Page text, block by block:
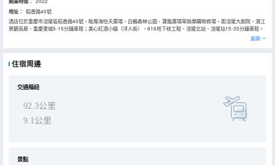
地址：
稻香路40號
酒店位於重慶市涪陵區稻香路40號，毗鄰海怡天廣場、白鶴森林公園、寶龍廣場等娛樂購物商場。距涪陵大劇院、濱江
景觀長廊、重慶書城5-15分鐘車程；美心紅酒小鎮（洋人街）、816地下核工程、涪陵北站、涪陵站15-35分鐘車程。
交通便利，可輕鬆到達各商業中心及旅遊景點。酒店裝修温馨現代，配備暖心Costa咖啡、智能機器人、自助辦理入
住；房間給您金可兒乳膠零壓床墊、酥軟貼膚棉品、3層中空隔音玻璃，助您深度睡眠，暢享舒心環境。併為您提供：
展開
住宿周邊
交通樞紐
92.3公里
9.1公里
景點